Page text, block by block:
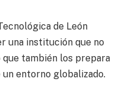
de León
una institución que no
también los prepara
entorno globalizado.